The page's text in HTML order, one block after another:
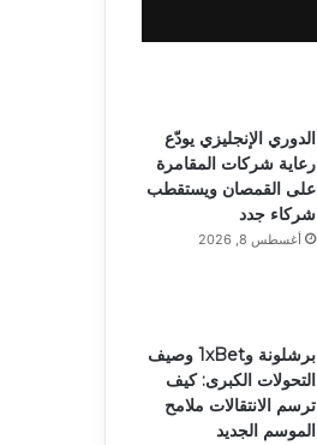
الدوري الإنجليزي يودّع
رعاية شركات المقامرة
على القمصان ويستقطب
شركاء جدد
أغسطس 8, 2026
برشلونة و1xBet وصيف
التحولات الكبرى: كيف
ترسم الانتقالات ملامح
الموسم الجديد